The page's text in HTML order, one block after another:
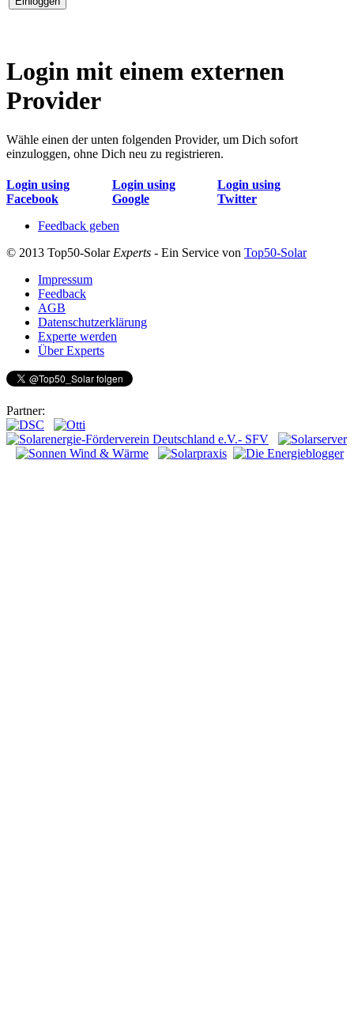
Login mit einem externen
Provider
Wähle einen der unten folgenden Provider, um Dich sofort
einzuloggen, ohne Dich neu zu registrieren.
Login using
Facebook
Login using
Google
Login using
Twitter
Feedback geben
© 2013 Top50-Solar Experts - Ein Service von Top50-Solar
Impressum
Feedback
AGB
Datenschutzerklärung
Experte werden
Über Experts
Partner: